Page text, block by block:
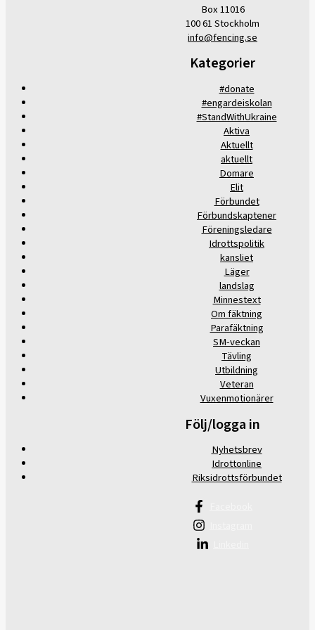
Box 11016
100 61 Stockholm
info@fencing.se
Kategorier
#donate
#engardeiskolan
#StandWithUkraine
Aktiva
Aktuellt
aktuellt
Domare
Elit
Förbundet
Förbundskaptener
Föreningsledare
Idrottspolitik
kansliet
Läger
landslag
Minnestext
Om fäktning
Parafäktning
SM-veckan
Tävling
Utbildning
Veteran
Vuxenmotionärer
Följ/logga in
Nyhetsbrev
Idrottonline
Riksidrottsförbundet